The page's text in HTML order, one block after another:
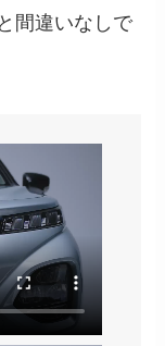
間違いなしで